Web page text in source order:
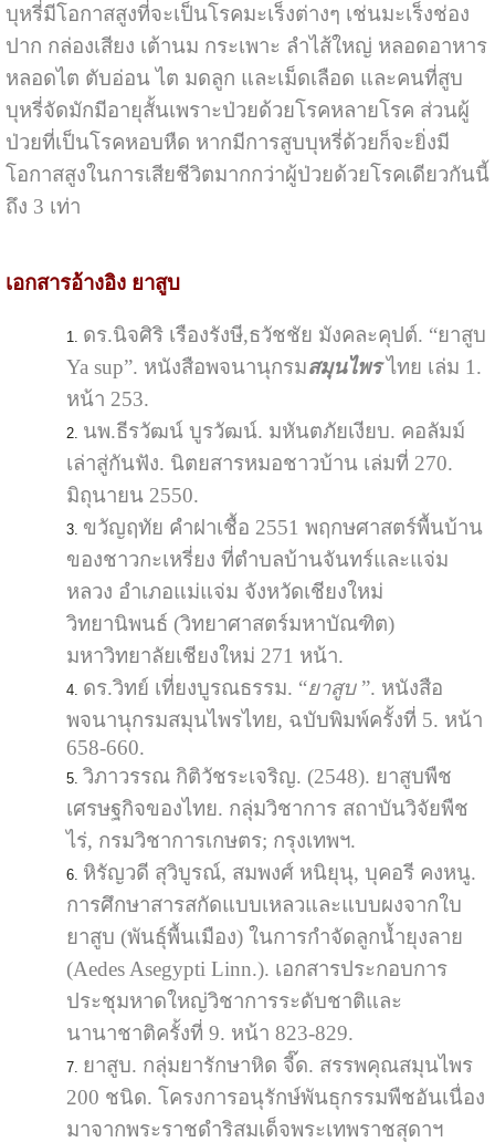
บุหรี่มีโอกาสสูงที่จะเป็นโรคมะเร็งต่างๆ เช่นมะเร็งช่อง
ปาก กล่องเสียง เต้านม กระเพาะ ลำไส้ใหญ่ หลอดอาหาร
หลอดไต ตับอ่อน ไต มดลูก และเม็ดเลือด และคนที่สูบ
บุหรี่จัดมักมีอายุสั้นเพราะป่วยด้วยโรคหลายโรค ส่วนผู้
ป่วยที่เป็นโรคหอบหืด หากมีการสูบบุหรี่ด้วยก็จะยิ่งมี
โอกาสสูงในการเสียชีวิตมากกว่าผู้ป่วยด้วยโรคเดียวกันนี้
ถึง 3 เท่า
เอกสารอ้างอิง ยาสูบ
ดร.นิจศิริ เรืองรังษี,ธวัชชัย มังคละคุปต์. “ยาสูบ
Ya sup”. หนังสือพจนานุกรมสมุนไพรไทย เล่ม 1.
หน้า 253.
นพ.ธีรวัฒน์ บูรวัฒน์. มหันตภัยเงียบ. คอลัมม์
เล่าสู่กันฟัง. นิตยสารหมอชาวบ้าน เล่มที่ 270.
มิถุนายน 2550.
ขวัญฤทัย คำฝาเชื้อ 2551 พฤกษศาสตร์พื้นบ้าน
ของชาวกะเหรี่ยง ที่ตำบลบ้านจันทร์และแจ่ม
หลวง อำเภอแม่แจ่ม จังหวัดเชียงใหม่
วิทยานิพนธ์ (วิทยาศาสตร์มหาบัณฑิต)
มหาวิทยาลัยเชียงใหม่ 271 หน้า.
ดร.วิทย์ เที่ยงบูรณธรรม. “ยาสูบ ”. หนังสือ
พจนานุกรมสมุนไพรไทย, ฉบับพิมพ์ครั้งที่ 5. หน้า
658-660.
วิภาวรรณ กิติวัชระเจริญ. (2548). ยาสูบพืช
เศรษฐกิจของไทย. กลุ่มวิชาการ สถาบันวิจัยพืช
ไร่, กรมวิชาการเกษตร; กรุงเทพฯ.
หิรัญวดี สุวิบูรณ์, สมพงศ์ หนิยุนุ, บุคอรี คงหนู.
การศึกษาสารสกัดแบบเหลวและแบบผงจากใบ
ยาสูบ (พันธุ์พื้นเมือง) ในการกำจัดลูกน้ำยุงลาย
(Aedes Asegypti Linn.). เอกสารประกอบการ
ประชุมหาดใหญ่วิชาการระดับชาติและ
นานาชาติครั้งที่ 9. หน้า 823-829.
ยาสูบ. กลุ่มยารักษาหิด จี๊ด. สรรพคุณสมุนไพร
200 ชนิด. โครงการอนุรักษ์พันธุกรรมพืชอันเนื่อง
มาจากพระราชดำริสมเด็จพระเทพราชสุดาฯ